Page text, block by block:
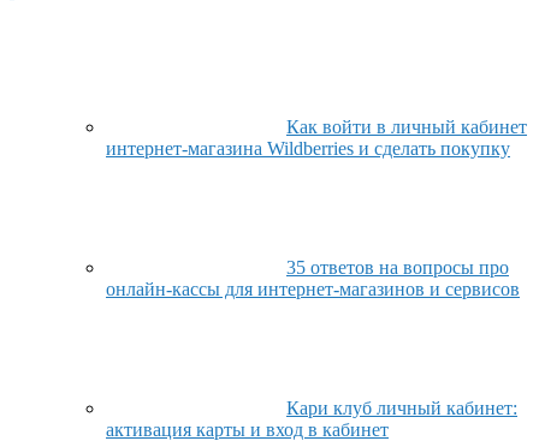
Как войти в личный кабинет
интернет-магазина Wildberries и сделать покупку
35 ответов на вопросы про
онлайн-кассы для интернет-магазинов и сервисов
Кари клуб личный кабинет:
активация карты и вход в кабинет